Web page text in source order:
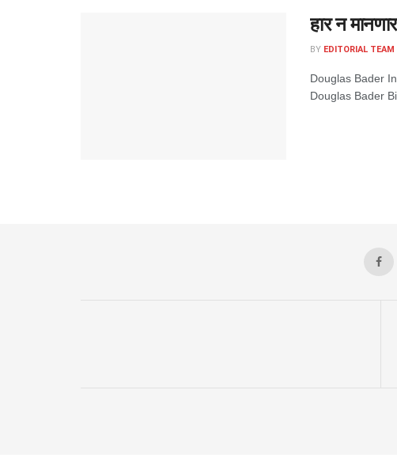
हार न
BY EDITORIAL TEAM
Douglas Bader
Douglas Bader